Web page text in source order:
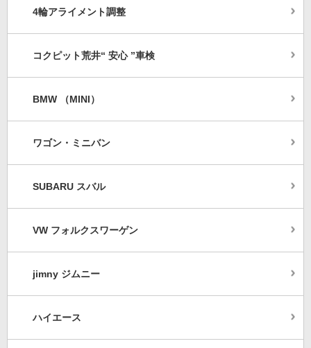
4輪アライメント調整
コクピット荒井“ 安心 ”車検
BMW （MINI）
ワゴン・ミニバン
SUBARU スバル
VW フォルクスワーゲン
jimny ジムニー
ハイエース